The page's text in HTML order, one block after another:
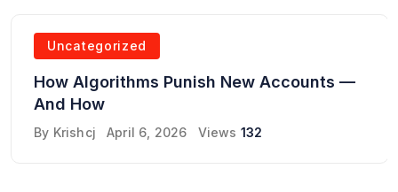
Uncategorized
How Algorithms Punish New Accounts —
And How
By Krishcj April 6, 2026 Views 132